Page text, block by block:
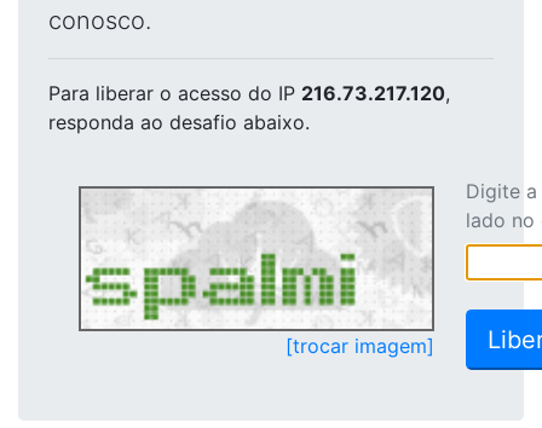
conosco.
Para liberar o acesso do IP 216.73.217.120,
responda ao desafio abaixo.
[trocar imagem]
Digite
lado no